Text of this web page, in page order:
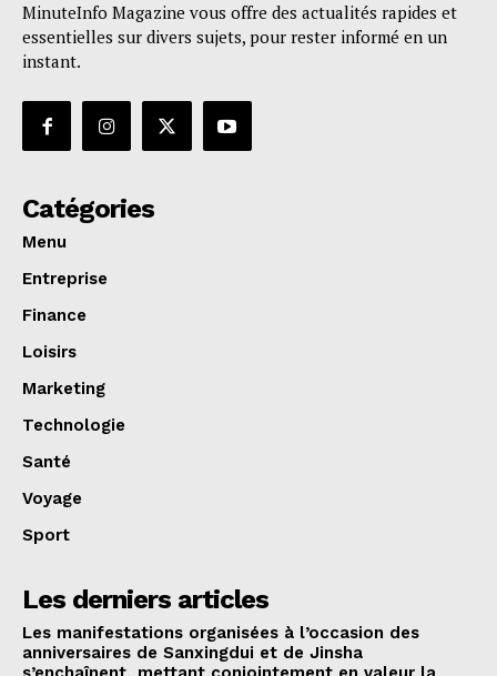
MinuteInfo Magazine vous offre des actualités rapides et
essentielles sur divers sujets, pour rester informé en un
instant.
Catégories
Menu
Entreprise
Finance
Loisirs
Marketing
Technologie
Santé
Voyage
Sport
Les derniers articles
Les manifestations organisées à l’occasion des
anniversaires de Sanxingdui et de Jinsha